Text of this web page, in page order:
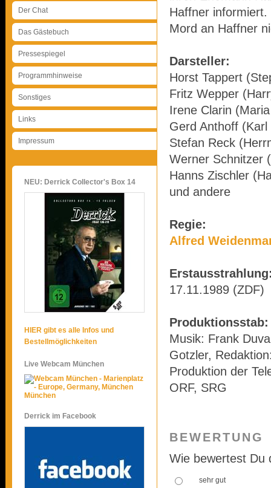
Der Chat
Das Gästebuch
Pressespiegel
Programmhinweise
Sonstiges
Links
Impressum
NEU: Derrick Collector's Box 14
HIER gibt es alle Infos und
Bestellmöglichkeiten
Live Webcam München
München
Derrick im Facebook
Haffner
Mord an Haffner
Darsteller:
Horst Tappert
Fritz Wepper
Irene Clarin
Gerd Anthoff (Karl
Stefan Reck
Werner Schnitzer
Hanns Zischler
und andere
Regie:
Alfred
17.11.1989 (ZDF)
Produktionsstab:
Musik: Frank
Gotzler,
Produktion der
ORF, SRG
BEWERTUNG
Wie bewertest Du
sehr gut